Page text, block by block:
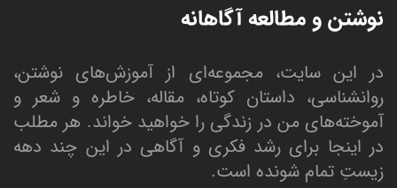
نوشتن و مطالعه آگاهانه
در این سایت، مجموعه‌ای از آموزش‌های نوشتن،
روانشناسی، داستان کوتاه، مقاله، خاطره و شعر و
آموخته‌های من در زندگی را خواهید خواند. هر مطلب
در اینجا برای رشد فکری و آگاهی در این چند دهه
زیستِ تمام شونده است.